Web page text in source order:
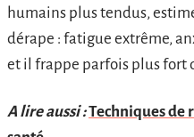
humains plus tendus,
dérape : fatigue extrême,
et il frappe parfois plus fort
A lire aussi :Techniques de